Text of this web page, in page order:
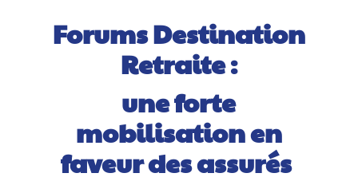
Forums Destination
Retraite :
une forte
mobilisation en
faveur des assurés